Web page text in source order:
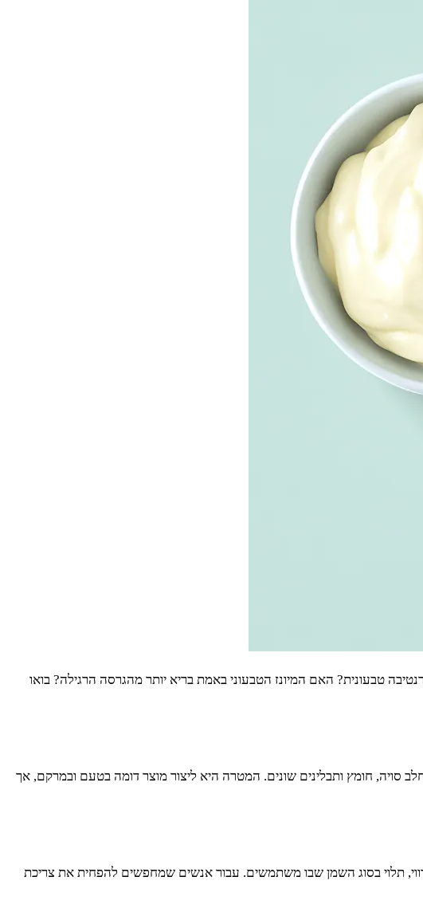
טבעונית? האם המיונז הטבעוני באמת בריא יותר מהגרסה הרגילה? בואו
סויה, חומץ ותבלינים שונים. המטרה היא ליצור מוצר דומה בטעם ובמרקם, אך
רווי, תלוי בסוג השמן שבו משתמשים. עבור אנשים שמחפשים להפחית את צריכת